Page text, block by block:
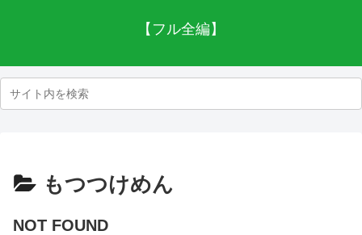
【フル全編】
もつつけめん
NOT FOUND